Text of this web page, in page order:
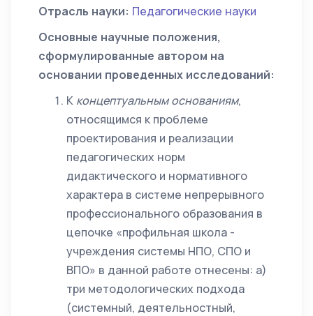
Отрасль науки: Педагогические науки
Основные научные положения,
сформулированные автором на
основании проведенных исследований:
К концептуальным основаниям,
относящимся к проблеме
проектирования и реализации
педагогических норм
дидактического и нормативного
характера в системе непрерывного
профессионального образования в
цепочке «профильная школа -
учреждения системы НПО, СПО и
ВПО» в данной работе отнесены: а)
три методологических подхода
(системный, деятельностный,